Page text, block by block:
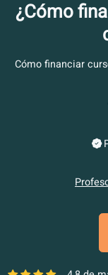
¿Cómo
Cómo financiar